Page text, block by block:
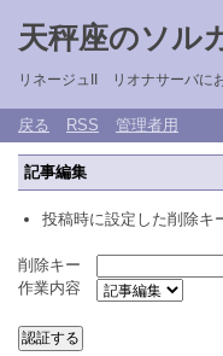
天秤座のソル
リネージュII リオナサーバに
戻る RSS 管理者用
記事編集
投稿時に設定した削除キ
削除キー
作業内容